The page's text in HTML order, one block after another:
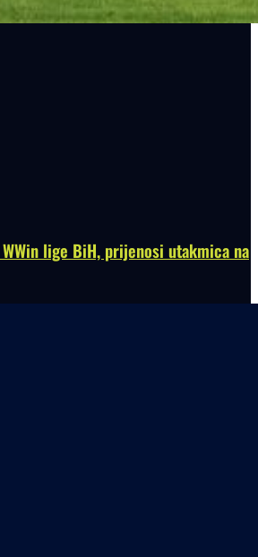
lige BiH, prijenosi utakmica na